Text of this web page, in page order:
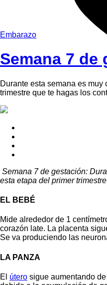
Embarazo
Semana 7 de
Durante esta semana es
trimestre que te hagas los
Semana 7 de gestación:
esta etapa del primer
EL BEBÉ
Mide alrededor de 1
corazón late. La placenta
Se va produciendo las
LA PANZA
El útero sigue aumentando